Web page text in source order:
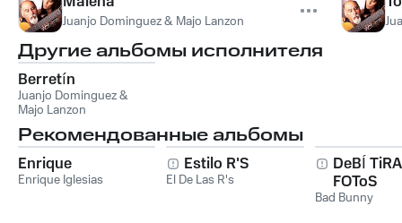
Juanjo Dominguez & Majo Lanzon
Другие альбомы исполнителя
Berretín
Juanjo Dominguez &
Majo Lanzon
Рекомендованные альбомы
Enrique
Enrique Iglesias
Estilo R'S
El De Las R's
DeBÍ
FOToS
Bad Bunny